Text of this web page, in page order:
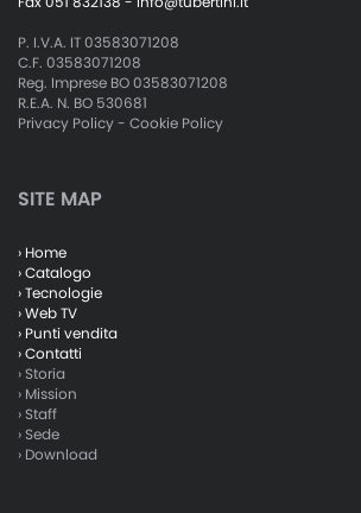
P. I.V.A. IT 03583071208
C.F. 03583071208
Reg. Imprese BO 03583071208
R.E.A. N. BO 530681
Privacy Policy- Cookie Policy
SITE MAP
› Home
› Catalogo
› Tecnologie
› Web TV
› Punti vendita
› Contatti
› Storia
› Mission
› Staff
› Sede
› Download